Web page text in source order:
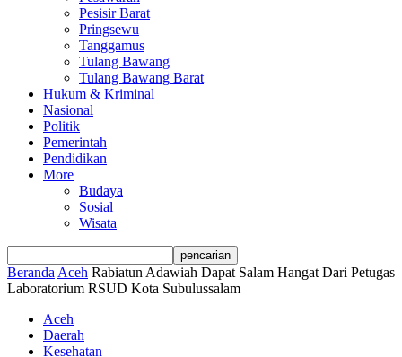
Pesisir Barat
Pringsewu
Tanggamus
Tulang Bawang
Tulang Bawang Barat
Hukum & Kriminal
Nasional
Politik
Pemerintah
Pendidikan
More
Budaya
Sosial
Wisata
Beranda Aceh Rabiatun Adawiah Dapat Salam Hangat Dari Petugas
Laboratorium RSUD Kota Subulussalam
Aceh
Daerah
Kesehatan